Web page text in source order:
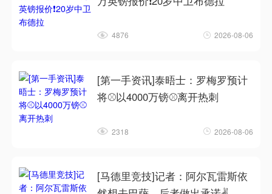
4876 2026-08-06
[第一手资讯]泰晤士：罗梅罗预计
将⚾以4000万镑⚾离开热刺
2318 2026-08-06
[马德里竞技]记者：阿尔瓦雷斯依